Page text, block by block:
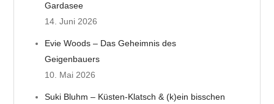
Gardasee
14. Juni 2026
Evie Woods – Das Geheimnis des
Geigenbauers
10. Mai 2026
Suki Bluhm – Küsten-Klatsch & (k)ein bisschen